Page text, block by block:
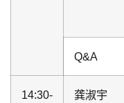
Q&A
14:30-
龚淑宇